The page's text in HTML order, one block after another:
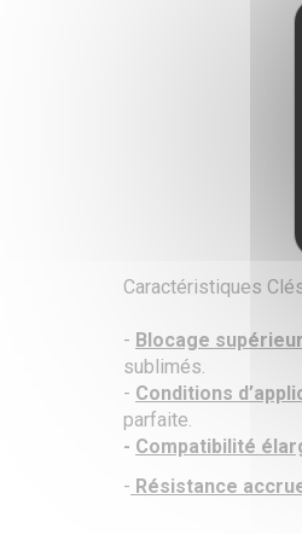
Caractéristiques
- Blocage
sublimés.
- Conditions
parfaite.
- Compatibilité
- Résistance